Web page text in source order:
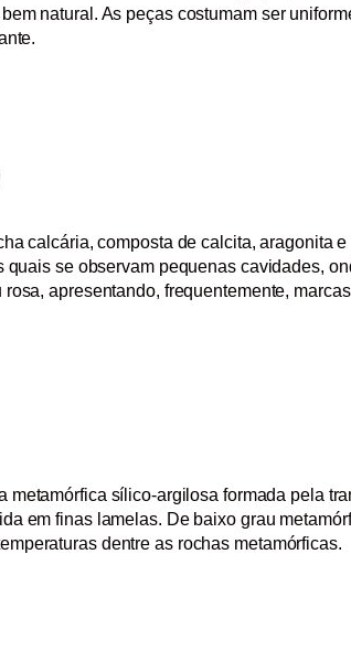
natural. As peças costumam ser
calcária, composta de calcita, aragonita
quais se observam pequenas cavidades,
apresentando, frequentemente,
metamórfica sílico-argilosa formada pela
em finas lamelas. De baixo grau
dentre as rochas metamórficas.